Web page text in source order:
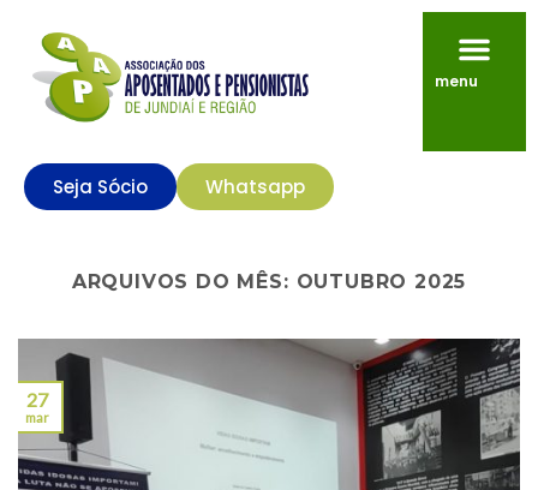
menu
Seja Sócio Whatsapp
ARQUIVOS DO MÊS: OUTUBRO 2025
27
mar